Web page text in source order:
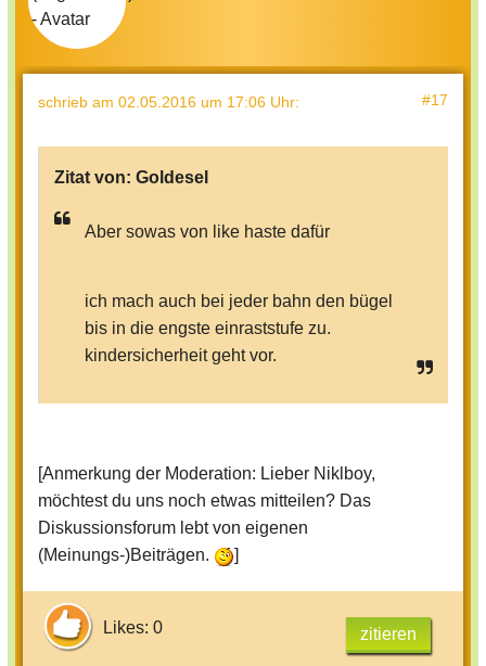
schrieb am 02.05.2016 um 17:06 Uhr: #17
Zitat von: Goldesel
Aber sowas von like haste dafür
ich mach auch bei jeder bahn den bügel
bis in die engste einraststufe zu.
kindersicherheit geht vor.
[Anmerkung der Moderation: Lieber Niklboy,
möchtest du uns noch etwas mitteilen? Das
Diskussionsforum lebt von eigenen
(Meinungs-)Beiträgen.
]
Likes: 0 zitieren